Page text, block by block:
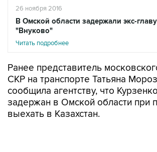
26 ноября 2016
В Омской области задержали экс-
"Внуково"
Читать подробнее
Ранее представитель
СКР на транспорте Татьяна
сообщила агентству, что
задержан в Омской области при
выехать в Казахстан.